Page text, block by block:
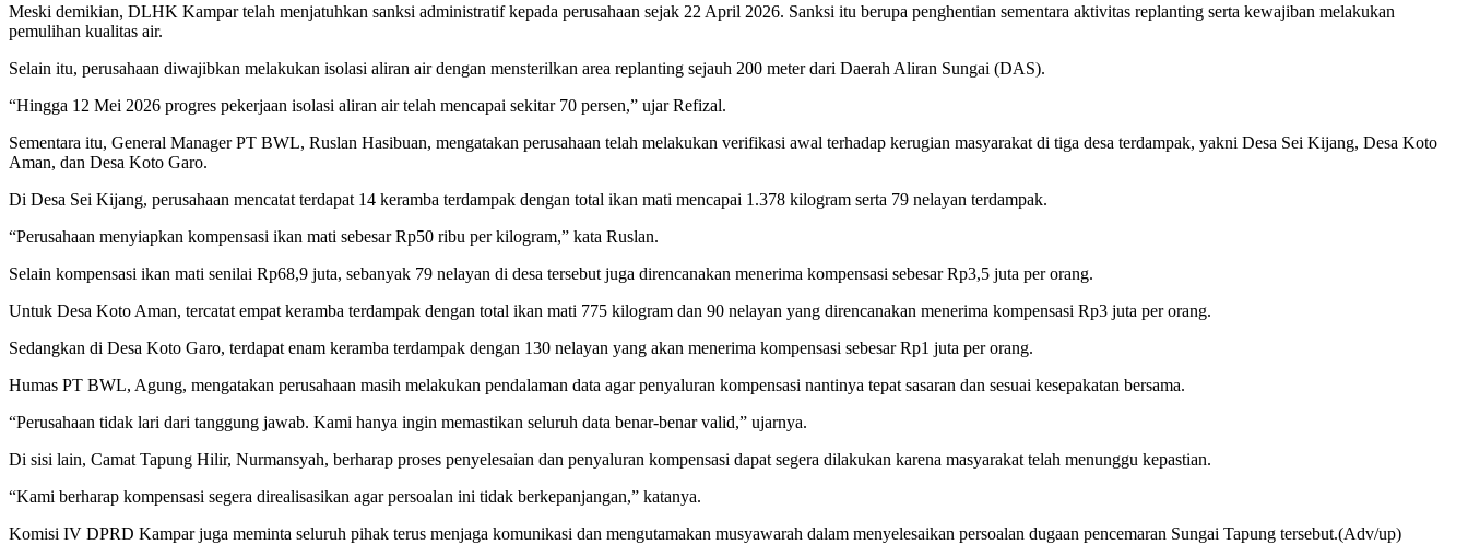
Meski demikian, DLHK Kampar telah menjatuhkan sanksi administratif kepada perusahaan sejak 22 April 2026. Sanksi itu berupa penghentian sementara aktivitas replanting serta kewajiban melakukan
pemulihan kualitas air.
Selain itu, perusahaan diwajibkan melakukan isolasi aliran air dengan mensterilkan area replanting sejauh 200 meter dari Daerah Aliran Sungai (DAS).
“Hingga 12 Mei 2026 progres pekerjaan isolasi aliran air telah mencapai sekitar 70 persen,” ujar Refizal.
Sementara itu, General Manager PT BWL, Ruslan Hasibuan, mengatakan perusahaan telah melakukan verifikasi awal terhadap kerugian masyarakat di tiga desa terdampak, yakni Desa Sei Kijang, Desa Koto
Aman, dan Desa Koto Garo.
Di Desa Sei Kijang, perusahaan mencatat terdapat 14 keramba terdampak dengan total ikan mati mencapai 1.378 kilogram serta 79 nelayan terdampak.
“Perusahaan menyiapkan kompensasi ikan mati sebesar Rp50 ribu per kilogram,” kata Ruslan.
Selain kompensasi ikan mati senilai Rp68,9 juta, sebanyak 79 nelayan di desa tersebut juga direncanakan menerima kompensasi sebesar Rp3,5 juta per orang.
Untuk Desa Koto Aman, tercatat empat keramba terdampak dengan total ikan mati 775 kilogram dan 90 nelayan yang direncanakan menerima kompensasi Rp3 juta per orang.
Sedangkan di Desa Koto Garo, terdapat enam keramba terdampak dengan 130 nelayan yang akan menerima kompensasi sebesar Rp1 juta per orang.
Humas PT BWL, Agung, mengatakan perusahaan masih melakukan pendalaman data agar penyaluran kompensasi nantinya tepat sasaran dan sesuai kesepakatan bersama.
“Perusahaan tidak lari dari tanggung jawab. Kami hanya ingin memastikan seluruh data benar-benar valid,” ujarnya.
Di sisi lain, Camat Tapung Hilir, Nurmansyah, berharap proses penyelesaian dan penyaluran kompensasi dapat segera dilakukan karena masyarakat telah menunggu kepastian.
“Kami berharap kompensasi segera direalisasikan agar persoalan ini tidak berkepanjangan,” katanya.
Komisi IV DPRD Kampar juga meminta seluruh pihak terus menjaga komunikasi dan mengutamakan musyawarah dalam menyelesaikan persoalan dugaan pencemaran Sungai Tapung tersebut.(Adv/up)